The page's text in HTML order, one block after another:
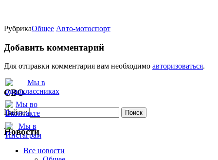
РубрикаOбщее Авто-мотоспорт
Добавить комментарий
Для отправки комментария вам необходимо авторизоваться.
СВО
Найти:
Новости
Все новости